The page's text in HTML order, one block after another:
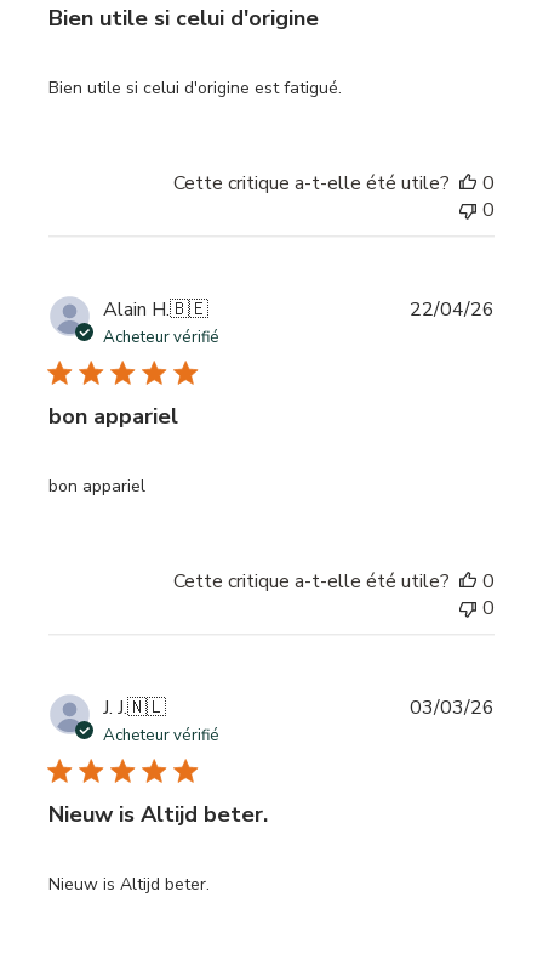
Bien utile si celui d'origine
Bien utile si celui d'origine est fatigué.
Cette critique a-t-elle été utile?
0
0
Alain H.🇧🇪
Acheteur vérifié
bon appariel
bon appariel
22/04/26
Cette critique a-t-elle été utile?
0
0
J. J.🇳🇱
Acheteur vérifié
Nieuw is Altijd beter.
Nieuw is Altijd beter.
03/03/26